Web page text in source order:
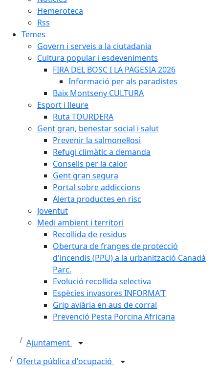
Hemeroteca
Rss
Temes
Govern i serveis a la ciutadania
Cultura popular i esdeveniments
FIRA DEL BOSC I LA PAGESIA 2026
Informació per als paradistes
Baix Montseny CULTURA
Esport i lleure
Ruta TOURDERA
Gent gran, benestar social i salut
Prevenir la salmonel·losi
Refugi climàtic a demanda
Consells per la calor
Gent gran segura
Portal sobre addiccions
Alerta productes en risc
Joventut
Medi ambient i territori
Recollida de residus
Obertura de franges de protecció
d'incendis (PPU) a la urbanització Canadà
Parc.
Evolució recollida selectiva
Espècies invasores INFORMA'T
Grip aviària en aus de corral
Prevenció Pesta Porcina Africana
Ajuntament
Oferta pública d'ocupació